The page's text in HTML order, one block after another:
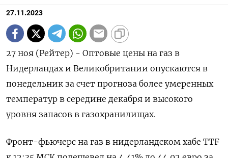
27.11.2023
27 ноя (Рейтер) - Оптовые цены на газ в
Нидерландах и Великобритании опускаются в
понедельник за счет прогноза более умеренных
температур в середине декабря и высокого
уровня запасов в газохранилищах.
Фронт-фьючерс на газ в нидерландском хабе TTF